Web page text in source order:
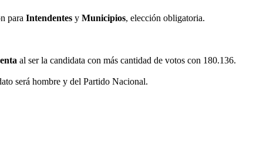
para Intendentes y Municipios, elección obligatoria.
al ser la candidata con más cantidad de votos con 180.136.
será hombre y del Partido Nacional.